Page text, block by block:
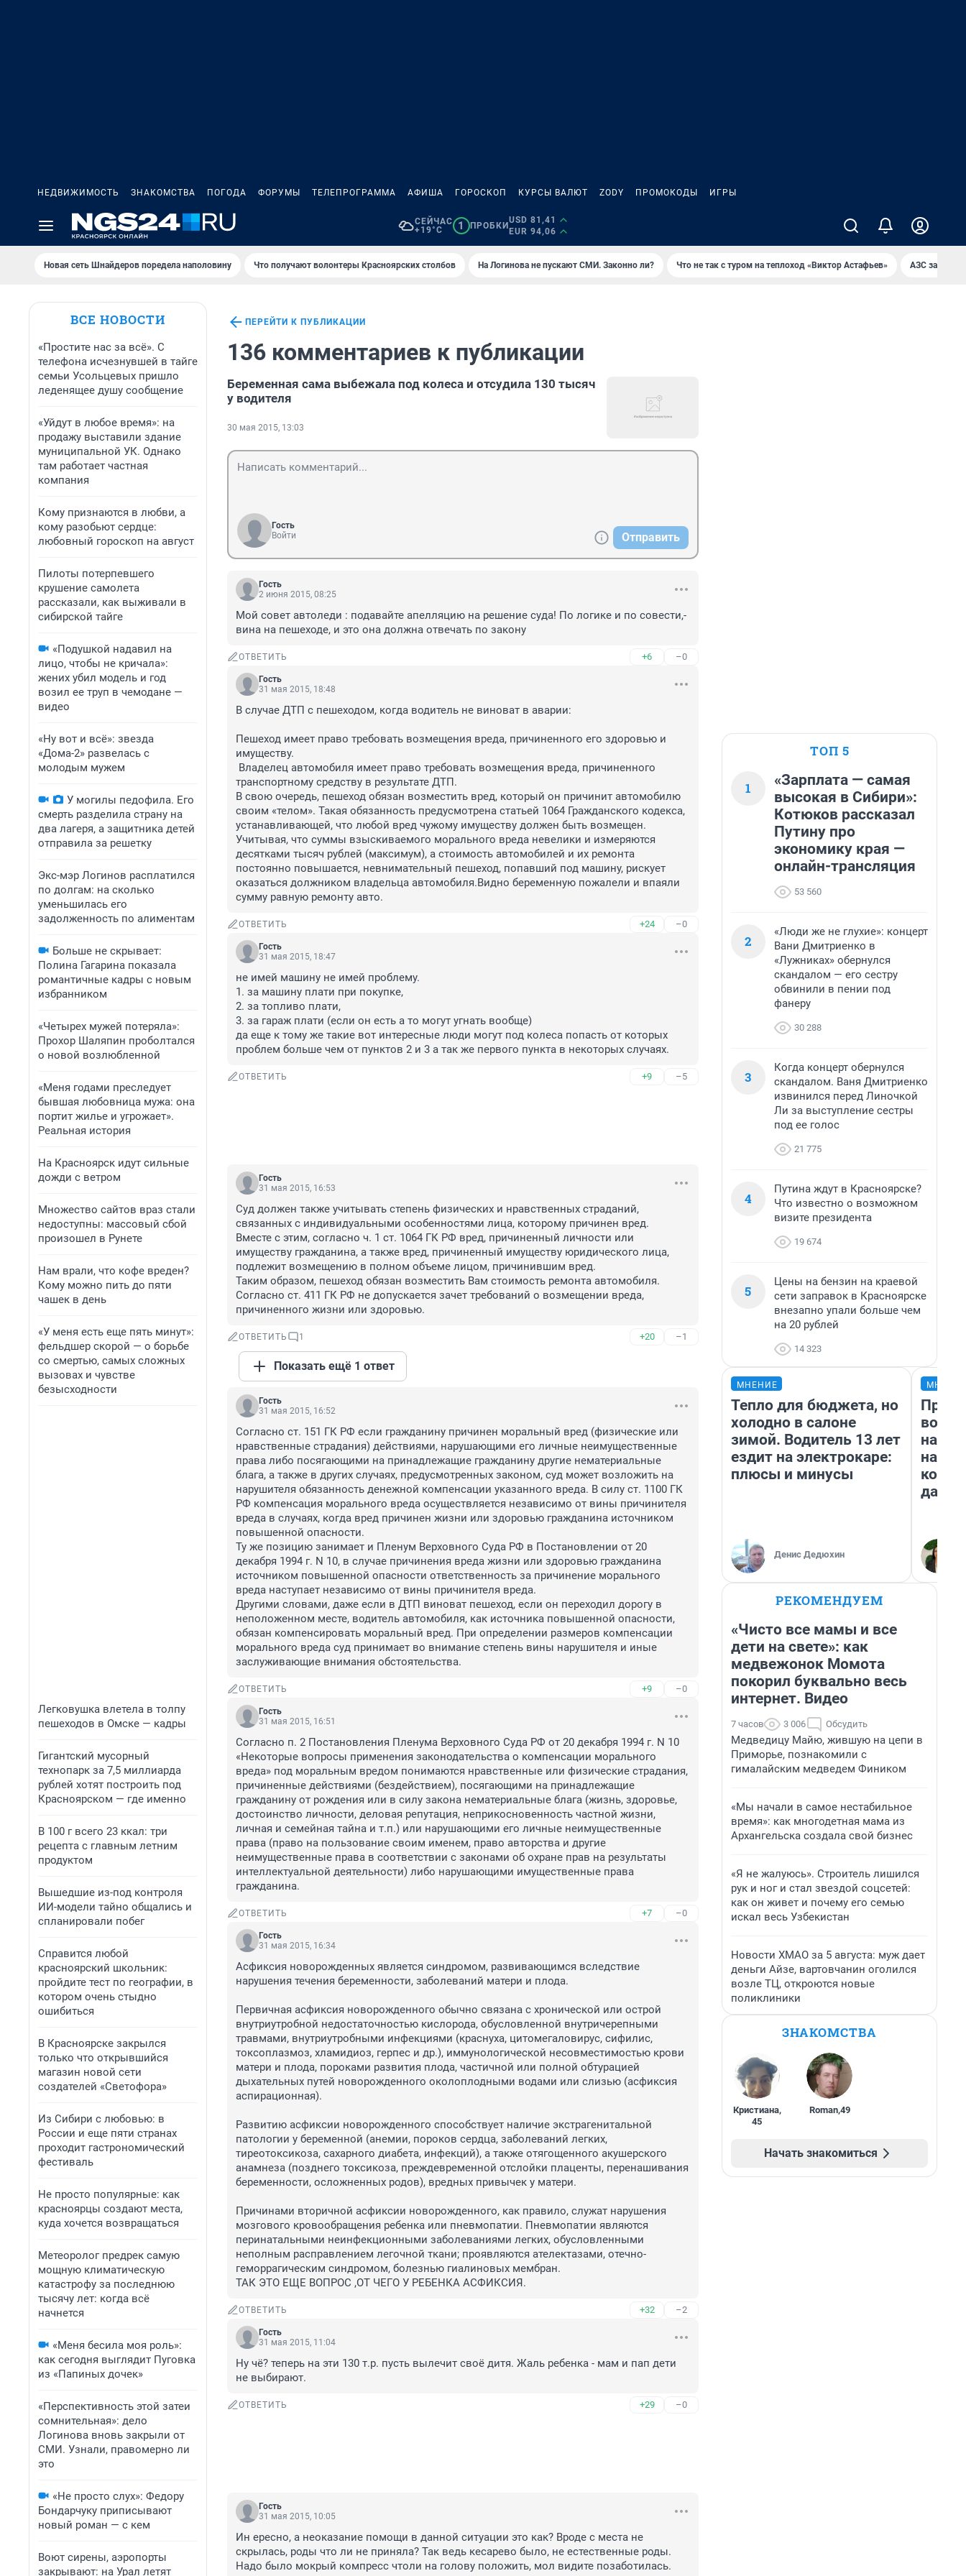
НЕДВИЖИМОСТЬ ЗНАКОМСТВА ПОГОДА ФОРУМЫ ТЕЛЕПРОГРАММА АФИША ГОРОСКОП КУРСЫ ВАЛЮТ ZODY ПРОМОКОДЫ ИГРЫ
СЕЙЧАС
+19°C
1 ПРОБКИ
USD 81,41
EUR 94,06
Новая сеть Шнайдеров поредела наполовину Что получают волонтеры Красноярских столбов На Логинова не пускают СМИ. Законно ли? Что не так с туром на теплоход «Виктор Астафьев» AЗС
ВСЕ НОВОСТИ
«Простите нас за всё». С
телефона исчезнувшей в тайге
семьи Усольцевых пришло
леденящее душу сообщение
«Уйдут в любое время»: на
продажу выставили здание
муниципальной УК. Однако
там работает частная
компания
Кому признаются в любви, а
кому разобьют сердце:
любовный гороскоп на август
Пилоты потерпевшего
крушение самолета
рассказали, как выживали в
сибирской тайге
«Подушкой надавил на
лицо, чтобы не кричала»:
жених убил модель и год
возил ее труп в чемодане —
видео
«Ну вот и всё»: звезда
«Дома-2» развелась с
молодым мужем
У могилы педофила. Его
смерть разделила страну на
два лагеря, а защитника детей
отправила за решетку
Экс-мэр Логинов расплатился
по долгам: на сколько
уменьшилась его
задолженность по алиментам
Больше не скрывает:
Полина Гагарина показала
романтичные кадры с новым
избранником
«Четырех мужей потеряла»:
Прохор Шаляпин проболтался
о новой возлюбленной
«Меня годами преследует
бывшая любовница мужа: она
портит жилье и угрожает».
Реальная история
На Красноярск идут сильные
дожди с ветром
Множество сайтов враз стали
недоступны: массовый сбой
произошел в Рунете
Нам врали, что кофе вреден?
Кому можно пить до пяти
чашек в день
«У меня есть еще пять минут»:
фельдшер скорой — о борьбе
со смертью, самых сложных
вызовах и чувстве
безысходности
Легковушка влетела в толпу
пешеходов в Омске — кадры
Гигантский мусорный
технопарк за 7,5 миллиарда
рублей хотят построить под
Красноярском — где именно
В 100 г всего 23 ккал: три
рецепта с главным летним
продуктом
Вышедшие из-под контроля
ИИ-модели тайно общались и
спланировали побег
Справится любой
красноярский школьник:
пройдите тест по географии, в
котором очень стыдно
ошибиться
В Красноярске закрылся
только что открывшийся
магазин новой сети
создателей «Светофора»
Из Сибири с любовью: в
России и еще пяти странах
проходит гастрономический
фестиваль
Не просто популярные: как
красноярцы создают места,
куда хочется возвращаться
Метеоролог предрек самую
мощную климатическую
катастрофу за последнюю
тысячу лет: когда всё
начнется
«Меня бесила моя роль»:
как сегодня выглядит Пуговка
из «Папиных дочек»
«Перспективность этой затеи
сомнительная»: дело
Логинова вновь закрыли от
СМИ. Узнали, правомерно ли
это
«Не просто слух»: Федору
Бондарчуку приписывают
новый роман — с кем
Воют сирены, аэропорты
закрывают: на Урал летят
ПЕРЕЙТИ К ПУБЛИКАЦИИ
136 комментариев к публикации
Беременная сама выбежала под колеса и отсудила 130 тысяч
у водителя
30 мая 2015, 13:03
Гость
Войти
Отправить
Гость
2 июня 2015, 08:25
Мой совет автоледи : подавайте апелляцию на решение суда! По логике и по совести,-
вина на пешеходе, и это она должна отвечать по закону
ОТВЕТИТЬ +6 –0
Гость
31 мая 2015, 18:48
В случае ДТП с пешеходом, когда водитель не виноват в аварии:
Пешеход имеет право требовать возмещения вреда, причиненного его здоровью и
имуществу.
транспортному средству в результате ДТП.
В свою очередь, пешеход обязан возместить вред, который он причинит автомобилю
своим «телом». Такая обязанность предусмотрена статьей 1064 Гражданского кодекса,
устанавливающей, что любой вред чужому имуществу должен быть возмещен.
Учитывая, что суммы взыскиваемого морального вреда невелики и измеряются
десятками тысяч рублей (максимум), а стоимость автомобилей и их ремонта
постоянно повышается, невнимательный пешеход, попавший под машину, рискует
оказаться должником владельца автомобиля.Видно беременную пожалели и впаяли
сумму равную ремонту авто.
ОТВЕТИТЬ +24 –0
Гость
31 мая 2015, 18:47
не имей машину не имей проблему.
1. за машину плати при покупке,
2. за топливо плати,
3. за гараж плати (если он есть а то могут угнать вообще)
да еще к тому же такие вот интересные люди могут под колеса попасть от которых
проблем больше чем от пунктов 2 и 3 а так же первого пункта в некоторых случаях.
ОТВЕТИТЬ +9 –5
Гость
31 мая 2015, 16:53
Суд должен также учитывать степень физических и нравственных страданий,
связанных с индивидуальными особенностями лица, которому причинен вред.
Вместе с этим, согласно ч. 1 ст. 1064 ГК РФ вред, причиненный личности или
имуществу гражданина, а также вред, причиненный имуществу юридического лица,
подлежит возмещению в полном объеме лицом, причинившим вред.
Таким образом, пешеход обязан возместить Вам стоимость ремонта автомобиля.
Согласно ст. 411 ГК РФ не допускается зачет требований о возмещении вреда,
причиненного жизни или здоровью.
ОТВЕТИТЬ 1 +20 –1
Показать ещё 1 ответ
Гость
31 мая 2015, 16:52
Согласно ст. 151 ГК РФ если гражданину причинен моральный вред (физические или
нравственные страдания) действиями, нарушающими его личные неимущественные
права либо посягающими на принадлежащие гражданину другие нематериальные
блага, а также в других случаях, предусмотренных законом, суд может возложить на
нарушителя обязанность денежной компенсации указанного вреда. В силу ст. 1100 ГК
РФ компенсация морального вреда осуществляется независимо от вины причинителя
вреда в случаях, когда вред причинен жизни или здоровью гражданина источником
повышенной опасности.
Ту же позицию занимает и Пленум Верховного Суда РФ в Постановлении от 20
декабря 1994 г. N 10, в случае причинения вреда жизни или здоровью гражданина
источником повышенной опасности ответственность за причинение морального
вреда наступает независимо от вины причинителя вреда.
Другими словами, даже если в ДТП виноват пешеход, если он переходил дорогу в
неположенном месте, водитель автомобиля, как источника повышенной опасности,
обязан компенсировать моральный вред. При определении размеров компенсации
морального вреда суд принимает во внимание степень вины нарушителя и иные
заслуживающие внимания обстоятельства.
ОТВЕТИТЬ +9 –0
Гость
31 мая 2015, 16:51
Согласно п. 2 Постановления Пленума Верховного Суда РФ от 20 декабря 1994 г. N 10
«Некоторые вопросы применения законодательства о компенсации морального
вреда» под моральным вредом понимаются нравственные или физические страдания,
причиненные действиями (бездействием), посягающими на принадлежащие
гражданину от рождения или в силу закона нематериальные блага (жизнь, здоровье,
достоинство личности, деловая репутация, неприкосновенность частной жизни,
личная и семейная тайна и т.п.) или нарушающими его личные неимущественные
права (право на пользование своим именем, право авторства и другие
неимущественные права в соответствии с законами об охране прав на результаты
интеллектуальной деятельности) либо нарушающими имущественные права
гражданина.
ОТВЕТИТЬ +7 –0
Гость
31 мая 2015, 16:34
Асфиксия новорожденных является синдромом, развивающимся вследствие
нарушения течения беременности, заболеваний матери и плода.
Первичная асфиксия новорожденного обычно связана с хронической или острой
внутриутробной недостаточностью кислорода, обусловленной внутричерепными
травмами, внутриутробными инфекциями (краснуха, цитомегаловирус, сифилис,
токсоплазмоз, хламидиоз, герпес и др.), иммунологической несовместимостью крови
матери и плода, пороками развития плода, частичной или полной обтурацией
дыхательных путей новорожденного околоплодными водами или слизью (асфиксия
аспирационная).
Развитию асфиксии новорожденного способствует наличие экстрагенитальной
патологии у беременной (анемии, пороков сердца, заболеваний легких,
тиреотоксикоза, сахарного диабета, инфекций), а также отягощенного акушерского
анамнеза (позднего токсикоза, преждевременной отслойки плаценты, перенашивания
беременности, осложненных родов), вредных привычек у матери.
Причинами вторичной асфиксии новорожденного, как правило, служат нарушения
мозгового кровообращения ребенка или пневмопатии. Пневмопатии являются
перинатальными неинфекционными заболеваниями легких, обусловленными
неполным расправлением легочной ткани; проявляются ателектазами, отечно-
геморрагическим синдромом, болезнью гиалиновых мембран.
ТАК ЭТО ЕЩЕ ВОПРОС ,ОТ ЧЕГО У РЕБЕНКА АСФИКСИЯ.
ОТВЕТИТЬ +32 –2
Гость
31 мая 2015, 11:04
Ну чё? теперь на эти 130 т.р. пусть вылечит своё дитя. Жаль ребенка - мам и пап дети
не выбирают.
ОТВЕТИТЬ +29 –0
Гость
31 мая 2015, 10:05
Ин ересно, а неоказание помощи в данной ситуации это как? Вроде с места не
скрылась, роды что ли не приняла? Так ведь кесарево было, не естественные роды.
Надо было мокрый компресс чтоли на голову положить, мол видите позаботилась.
ТОП 5
1
«Зарплата — самая
высокая в Сибири»:
Котюков рассказал
Путину про
экономику края —
онлайн-трансляция
53 560
2
«Люди же не глухие»: концерт
Вани Дмитриенко в
«Лужниках» обернулся
скандалом — его сестру
обвинили в пении под
фанеру
30 288
3
Когда концерт обернулся
скандалом. Ваня Дмитриенко
извинился перед Линочкой
Ли за выступление сестры
под ее голос
21 775
4
Путина ждут в Красноярске?
Что известно о возможном
визите президента
19 674
5
Цены на бензин на краевой
сети заправок в Красноярске
внезапно упали больше чем
на 20 рублей
14 323
МНЕНИЕ
Тепло для бюджета, но
холодно в салоне
зимой. Водитель 13 лет
ездит на электрокаре:
плюсы и минусы
Денис Дедюхин
нам
даже
РЕКОМЕНДУЕМ
«Чисто все мамы и все
дети на свете»: как
медвежонок Момота
покорил буквально весь
интернет. Видео
7 часов 3 006 Обсудить
Медведицу Майю, жившую на цепи в
Приморье, познакомили с
гималайским медведем Фиником
«Мы начали в самое нестабильное
время»: как многодетная мама из
Архангельска создала свой бизнес
«Я не жалуюсь». Строитель лишился
рук и ног и стал звездой соцсетей:
как он живет и почему его семью
искал весь Узбекистан
Новости ХМАО за 5 августа: муж дает
деньги Айзе, вартовчанин оголился
возле ТЦ, откроются новые
поликлиники
ЗНАКОМСТВА
Кристиана,
45
Roman,49
Начать знакомиться